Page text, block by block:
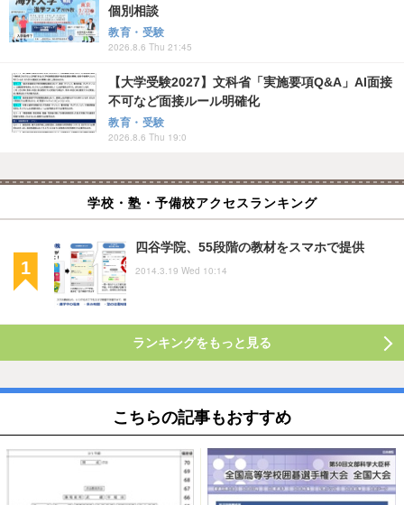
個別相談
教育・受験
2026.8.6 Thu 21:45
【大学受験2027】文科省「実施要項Q&A」AI面接
不可など面接ルール明確化
教育・受験
2026.8.6 Thu 19:0
学校・塾・予備校アクセスランキング
四谷学院、55段階の教材をスマホで提供
2014.3.19 Wed 10:14
ランキングをもっと見る
こちらの記事もおすすめ